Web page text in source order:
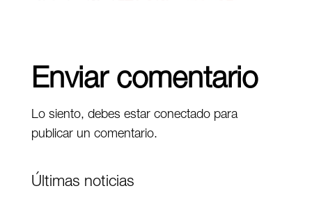
Enviar comentario
Lo siento, debes estar conectadopara
publicar un comentario.
Últimas noticias